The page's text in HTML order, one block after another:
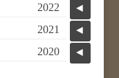
◄
2022
◄
2021
◄
2020